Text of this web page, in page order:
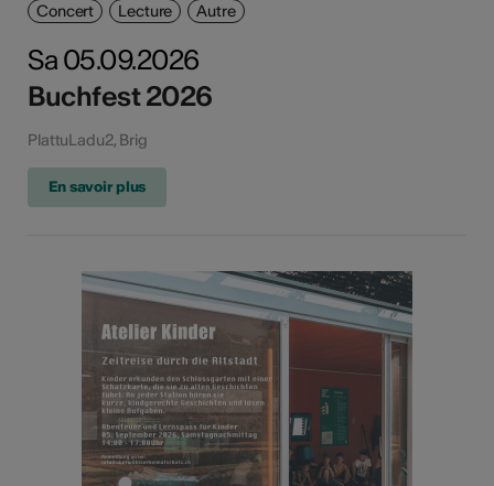
Concert Lecture Autre
Sa 05.09.2026
Buchfest 2026
PlattuLadu2, Brig
En savoir plus